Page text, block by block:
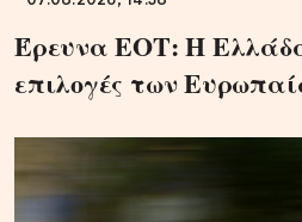
Έρευνα ΕΟΤ: Η
επιλογές των